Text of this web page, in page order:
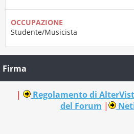
OCCUPAZIONE
Studente/Musicista
Firma
| Regolamento di
del Forum |